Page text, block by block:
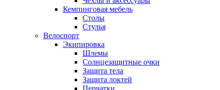
Кемпинговая мебель
Столы
Стулья
Велоспорт
Экипировка
Шлемы
Солнцезащитные очки
Защита тела
Защита локтей
Перчатки